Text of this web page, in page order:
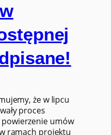
że w lipcu
proces
umów
ramach projektu